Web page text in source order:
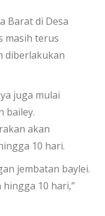
Barat di Desa
masih terus
diberlakukan
juga mulai
bailey.
akan
10 hari.
jembatan baylei.
hingga 10 hari,”